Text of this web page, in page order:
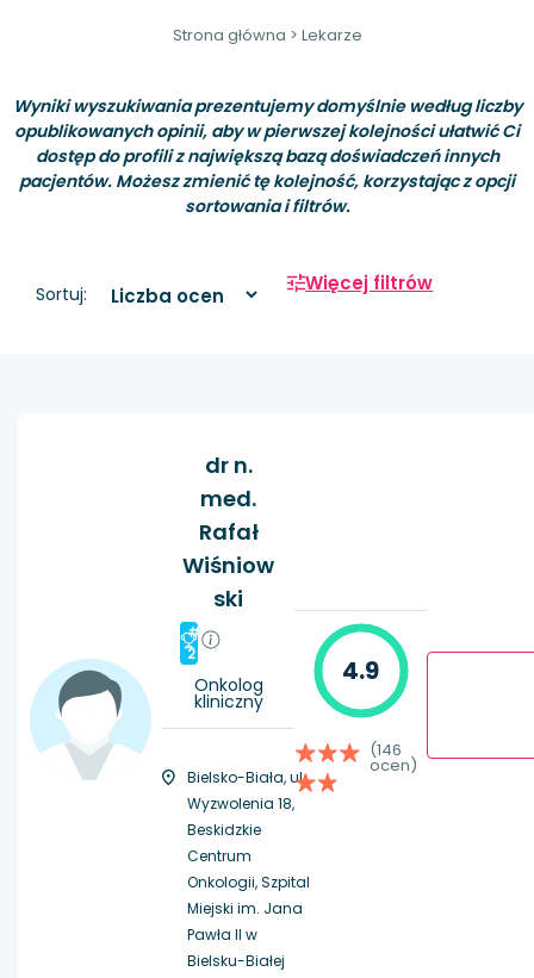
Strona główna > Lekarze
Wyniki wyszukiwania prezentujemy domyślnie według liczby
opublikowanych opinii, aby w pierwszej kolejności ułatwić Ci
dostęp do profili z największą bazą doświadczeń innych
pacjentów. Możesz zmienić tę kolejność, korzystając z opcji
sortowania i filtrów.
Sortuj: Więcej filtrów
dr n.
med.
Rafał
Wiśniow
ski
#
2
Onkolog
kliniczny
Bielsko-Biała, ul.
Wyzwolenia 18,
Beskidzkie
Centrum
Onkologii, Szpital
Miejski im. Jana
Pawła II w
Bielsku-Białej
4.9
(146
ocen)